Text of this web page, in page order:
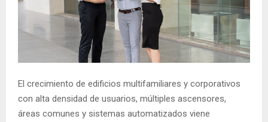
El crecimiento de edificios multifamiliares y corporativos
con alta densidad de usuarios, múltiples ascensores,
áreas comunes y sistemas automatizados viene